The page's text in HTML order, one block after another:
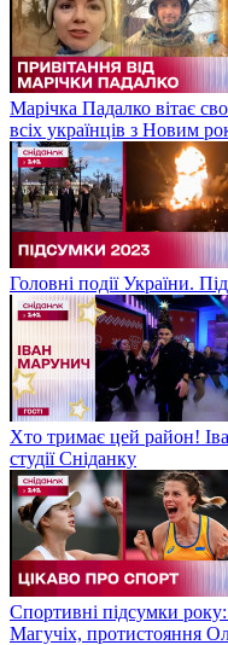
Марічка Падалко вітає
всіх українців з Новим
Головні події України.
Хто тримає цей район!
студії Сніданку
Спортивні підсумки
Магучіх, протистояння